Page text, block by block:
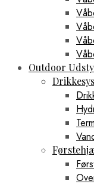
Outdoor